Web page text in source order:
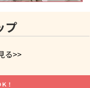
プ
る>>
誕生日フラワーギフト特集
！